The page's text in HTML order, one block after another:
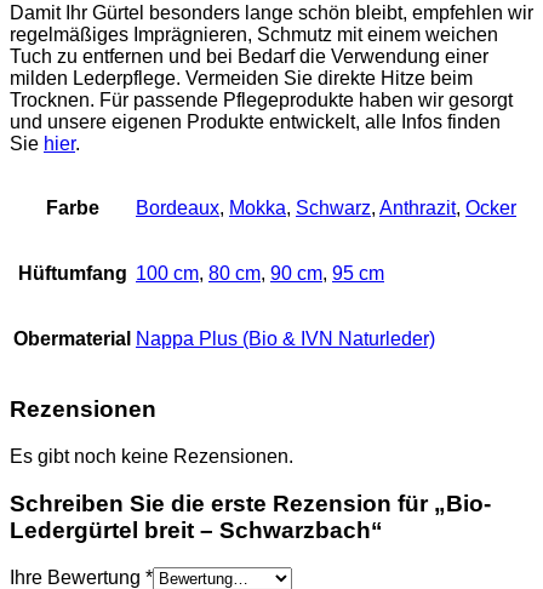
Damit Ihr Gürtel besonders lange schön bleibt, empfehlen wir
regelmäßiges Imprägnieren, Schmutz mit einem weichen
Tuch zu entfernen und bei Bedarf die Verwendung einer
milden Lederpflege. Vermeiden Sie direkte Hitze beim
Trocknen. Für passende Pflegeprodukte haben wir gesorgt
und unsere eigenen Produkte entwickelt, alle Infos finden
Sie hier.
Farbe Bordeaux, Mokka, Schwarz, Anthrazit, Ocker
Hüftumfang 100 cm, 80 cm, 90 cm, 95 cm
Obermaterial Nappa Plus (Bio & IVN Naturleder)
Rezensionen
Es gibt noch keine Rezensionen.
Schreiben Sie die erste Rezension für „Bio-
Ledergürtel breit – Schwarzbach“
Ihre Bewertung *